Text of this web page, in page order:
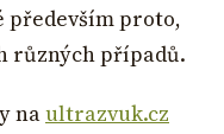
především proto,
různých případů.
naultrazvuk.cz